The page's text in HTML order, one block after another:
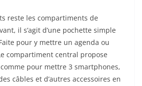
reste les compartiments de
il s’agit d’une pochette simple
pour y mettre un agenda ou
compartiment central propose
pour mettre 3 smartphones,
câbles et d’autres accessoires en